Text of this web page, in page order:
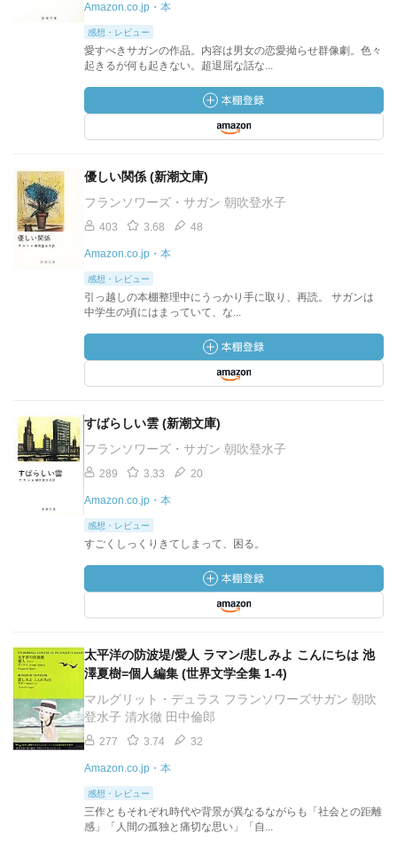
Amazon.co.jp・本
感想・レビュー
愛すべきサガンの作品。内容は男女の恋愛拗らせ群像劇。色々
起きるが何も起きない。超退屈な話な...
優しい関係 (新潮文庫)
フランソワーズ・サガン 朝吹登水子
403 3.68 48
Amazon.co.jp・本
感想・レビュー
引っ越しの本棚整理中にうっかり手に取り、再読。 サガンは
中学生の頃にはまっていて、な...
すばらしい雲 (新潮文庫)
フランソワーズ・サガン 朝吹登水子
289 3.33 20
Amazon.co.jp・本
感想・レビュー
すごくしっくりきてしまって、困る。
太平洋の防波堤/愛人 ラマン/悲しみよ こんにちは 池
澤夏樹=個人編集 (世界文学全集 1-4)
マルグリット・デュラス フランソワーズサガン 朝吹
登水子 清水徹 田中倫郎
277 3.74 32
Amazon.co.jp・本
感想・レビュー
三作ともそれぞれ時代や背景が異なるながらも「社会との距離
感」「人間の孤独と痛切な思い」「自...